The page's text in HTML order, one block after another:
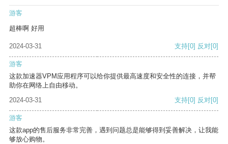
游客
超棒啊 好用
2024-03-31 支持[0] 反对[0]
游客
这款加速器VPM应用程序可以给你提供最高速度和安全性的连接，并帮
助你在网络上自由移动。
2024-03-31
支持[0] 反对[0]
游客
这款app的售后服务非常完善，遇到问题总是能够得到妥善解决，让我能
够放心购物。